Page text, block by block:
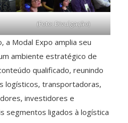
(Foto: Divulgação)
a Modal Expo amplia seu
ambiente estratégico de
qualificado, reunindo
logísticos, transportadoras,
investidores e
segmentos ligados à logística